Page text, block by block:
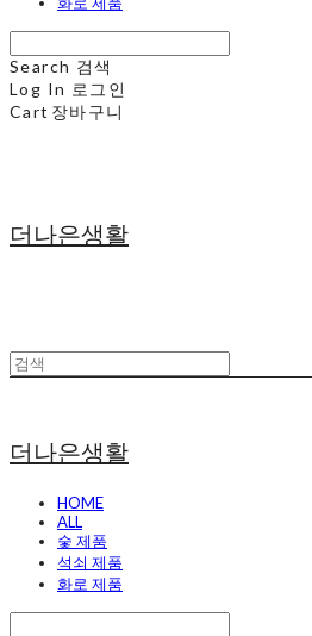
Search 검색
Log In 로그인
Cart 장바구니
더나은생활
더나은생활
HOME
ALL
숯 제품
석쇠 제품
화로 제품